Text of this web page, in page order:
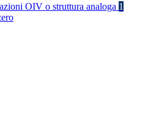
OIV o struttura analoga 1